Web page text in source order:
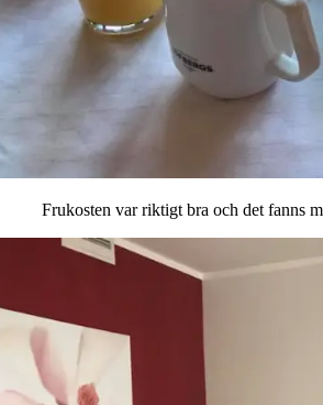
Frukosten var riktigt bra och det fanns